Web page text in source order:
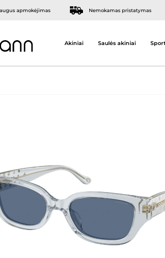
apmokėjimas Nemokamas pristatymas
Akiniai Saulės akiniai